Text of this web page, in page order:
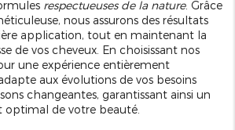
respectueuses de la nature. Grâce
nous assurons des résultats
application, tout en maintenant la
de vos cheveux. En choisissant nos
une expérience entièrement
aux évolutions de vos besoins
changeantes, garantissant ainsi un
de votre beauté.